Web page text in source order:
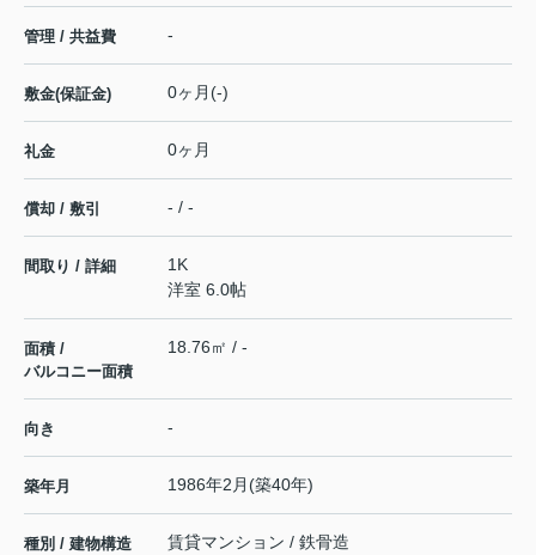
管理 / 共益費 -
敷金(保証金) 0ヶ月(-)
礼金 0ヶ月
償却 / 敷引 - / -
間取り / 詳細
1K
洋室 6.0帖
面積 /
バルコニー面積
18.76㎡ / -
向き -
築年月 1986年2月(築40年)
種別 / 建物構造 賃貸マンション / 鉄骨造